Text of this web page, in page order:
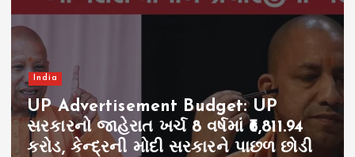
India
UP Advertisement Budget: UP
સરકારનો જાહેરાત ખર્ચ 8 વર્ષમાં ₹6,811.94
કરોડ, કેન્દ્રની મોદી સરકારને પાછળ છોડી